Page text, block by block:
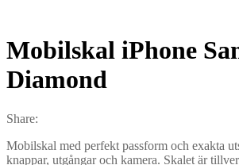
Mobilskal iPhone
Diamond
Share:
Mobilskal med perfekt passform och exakta
knappar, utgångar och kamera. Skalet är